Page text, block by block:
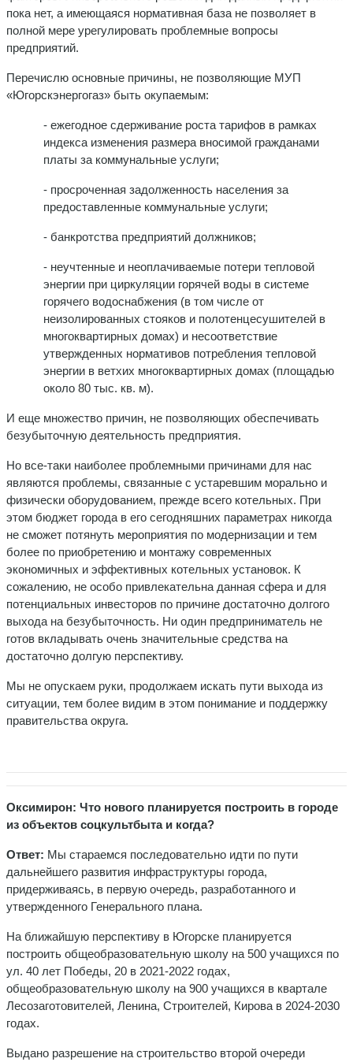
пока нет, а имеющаяся нормативная база не позволяет в
полной мере урегулировать проблемные вопросы
предприятий.
Перечислю основные причины, не позволяющие МУП
«Югорскэнергогаз» быть окупаемым:
- ежегодное сдерживание роста тарифов в рамках
индекса изменения размера вносимой гражданами
платы за коммунальные услуги;
- просроченная задолженность населения за
предоставленные коммунальные услуги;
- банкротства предприятий должников;
- неучтенные и неоплачиваемые потери тепловой
энергии при циркуляции горячей воды в системе
горячего водоснабжения (в том числе от
неизолированных стояков и полотенцесушителей в
многоквартирных домах) и несоответствие
утвержденных нормативов потребления тепловой
энергии в ветхих многоквартирных домах (площадью
около 80 тыс. кв. м).
И еще множество причин, не позволяющих обеспечивать
безубыточную деятельность предприятия.
Но все-таки наиболее проблемными причинами для нас
являются проблемы, связанные с устаревшим морально и
физически оборудованием, прежде всего котельных. При
этом бюджет города в его сегодняшних параметрах никогда
не сможет потянуть мероприятия по модернизации и тем
более по приобретению и монтажу современных
экономичных и эффективных котельных установок. К
сожалению, не особо привлекательна данная сфера и для
потенциальных инвесторов по причине достаточно долгого
выхода на безубыточность. Ни один предприниматель не
готов вкладывать очень значительные средства на
достаточно долгую перспективу.
Мы не опускаем руки, продолжаем искать пути выхода из
ситуации, тем более видим в этом понимание и поддержку
правительства округа.
Оксимирон: Что нового планируется построить в городе
из объектов соцкультбыта и когда?
Ответ: Мы стараемся последовательно идти по пути
дальнейшего развития инфраструктуры города,
придерживаясь, в первую очередь, разработанного и
утвержденного Генерального плана.
На ближайшую перспективу в Югорске планируется
построить общеобразовательную школу на 500 учащихся по
ул. 40 лет Победы, 20 в 2021-2022 годах,
общеобразовательную школу на 900 учащихся в квартале
Лесозаготовителей, Ленина, Строителей, Кирова в 2024-2030
годах.
Выдано разрешение на строительство второй очереди